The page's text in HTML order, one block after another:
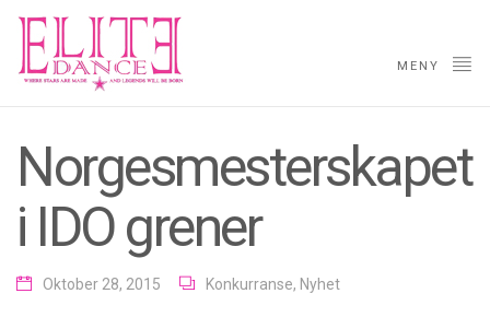
MENY
Norgesmesterskapet
i IDO grener
Oktober 28, 2015 Konkurranse, Nyhet